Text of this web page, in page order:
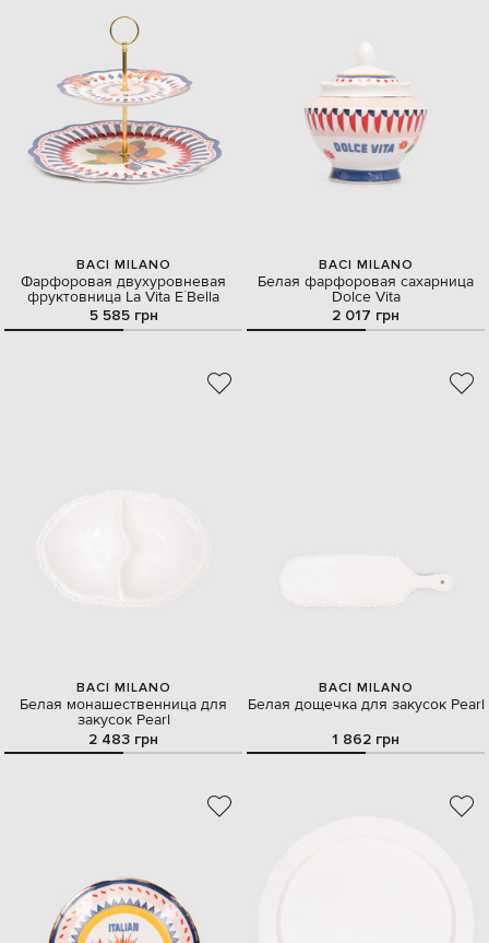
BACI MILANO
Фарфоровая двухуровневая
фруктовница La Vita E`Bella
5 585 грн
BACI MILANO
Белая фарфоровая сахарница
Dolce Vita
2 017 грн
BACI MILANO
Белая монашественница для
закусок Pearl
2 483 грн
BACI MILANO
Белая дощечка для закусок Pearl
1 862 грн